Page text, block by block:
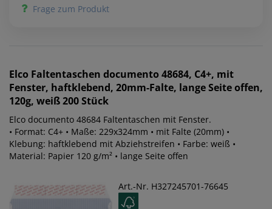
Frage zum Produkt
Elco Faltentaschen documento 48684, C4+, mit
Fenster, haftklebend, 20mm-Falte, lange Seite offen,
120g, weiß 200 Stück
Elco documento 48684 Faltentaschen mit Fenster.
• Format: C4+ • Maße: 229x324mm • mit Falte (20mm) •
Klebung: haftklebend mit Abziehstreifen • Farbe: weiß •
Material: Papier 120 g/m² • lange Seite offen
Art.-Nr. H327245701-76645